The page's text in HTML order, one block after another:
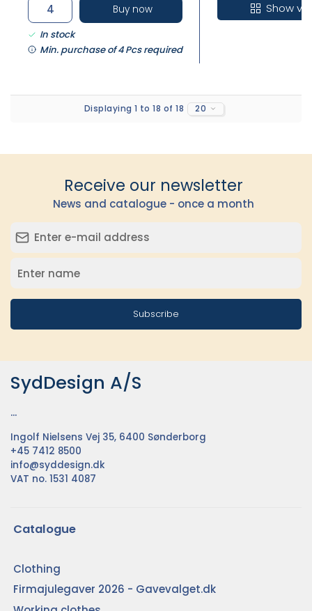
Buy now
In stock
Min. purchase of 4 Pcs required
Show
Displaying 1 to 18 of 18 20
Receive our newsletter
News and catalogue - once a month
Subscribe
SydDesign A/S
...
Ingolf Nielsens Vej 35, 6400 Sønderborg
+45 7412 8500
info@syddesign.dk
VAT no. 1531 4087
Catalogue
Clothing
Firmajulegaver 2026 - Gavevalget.dk